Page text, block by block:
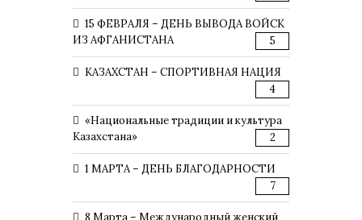
15 ФЕВРАЛЯ – ДЕНЬ ВЫВОДА ВОЙСК
ИЗ АФГАНИСТАНА
5
КАЗАХСТАН – СПОРТИВНАЯ НАЦИЯ
4
«Национальные традиции и культура
Казахстана»
2
1 МАРТА – ДЕНЬ БЛАГОДАРНОСТИ
7
8 Марта – Международный женский